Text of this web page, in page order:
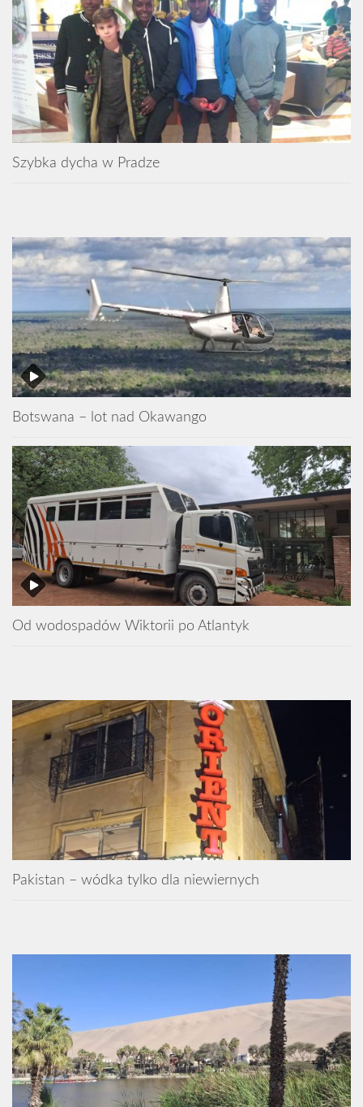
Szybka dycha w Pradze
Botswana – lot nad Okawango
Od wodospadów Wiktorii po Atlantyk
Pakistan – wódka tylko dla niewiernych